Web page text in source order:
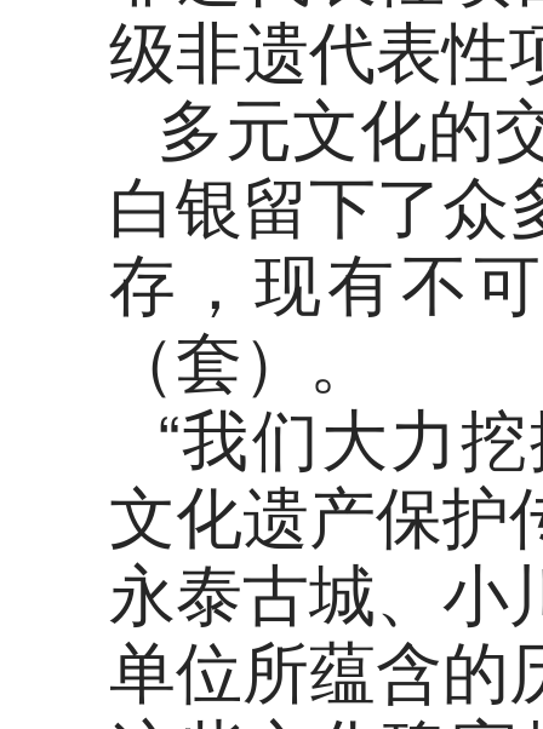
级非遗代表性
多元文化的
白银留下了众
存，现有不
（套）。
“我们大力
文化遗产保护
永泰古城、小
单位所蕴含的